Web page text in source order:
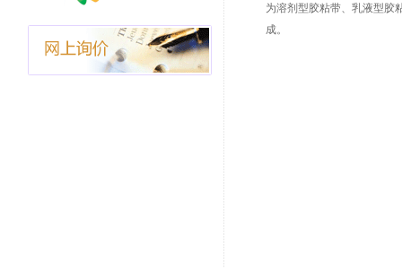
为溶剂型胶粘带、乳液型胶
成。